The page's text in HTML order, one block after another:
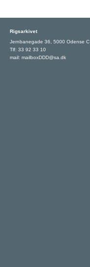
Rigsarkivet
Jernbanegade 36, 5000 Odense C
Tlf: 33 92 33 10
mail: mailboxDDD@sa.dk